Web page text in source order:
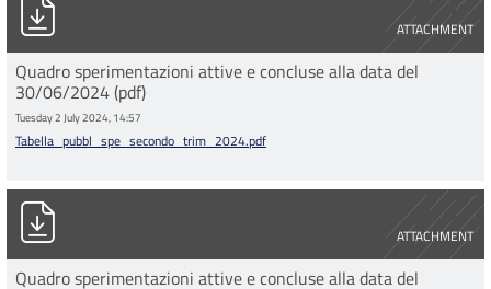
ATTACHMENT
Quadro sperimentazioni attive e concluse alla data del
30/06/2024 (pdf)
Tuesday 2 July 2024, 14:57
Tabella_pubbl_spe_secondo_trim_2024.pdf
ATTACHMENT
Tabella_pubbl_spe_secondo_trim_2024.xlsx
Quadro sperimentazioni attive e concluse alla data del